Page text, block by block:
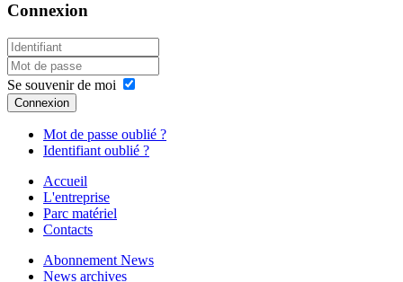
Connexion
Se souvenir de moi
Connexion
Mot de passe oublié ?
Identifiant oublié ?
Accueil
L'entreprise
Parc matériel
Contacts
Abonnement News
News archives